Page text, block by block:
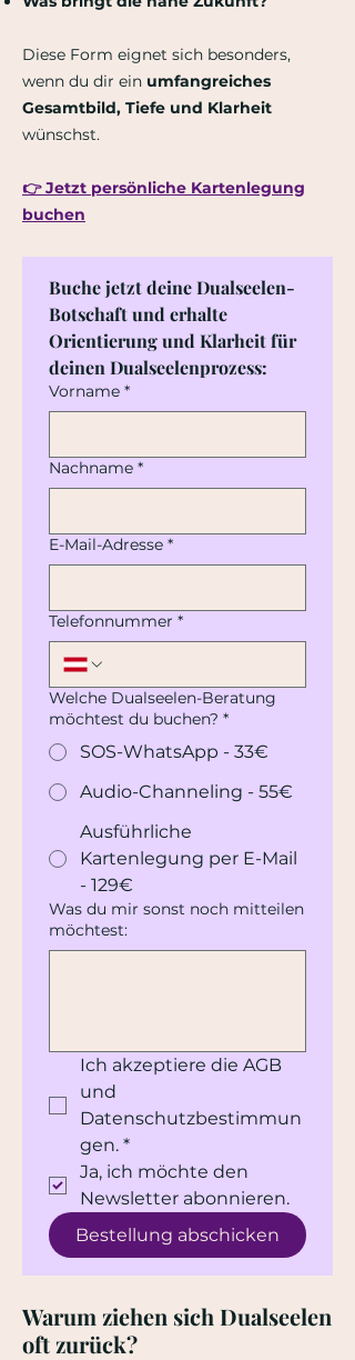
Diese Form eignet sich besonders,
wenn du dir ein umfangreiches
Gesamtbild, Tiefe und Klarheit
wünschst.
👉 Jetzt persönliche Kartenlegung
buchen
Buche jetzt deine Dualseelen-
Botschaft und erhalte
Orientierung und Klarheit für
deinen Dualseelenprozess:
Vorname *
Nachname *
E-Mail-Adresse *
Telefonnummer *
Welche Dualseelen-Beratung
möchtest du buchen? *
SOS-WhatsApp - 33€
Audio-Channeling - 55€
Ausführliche
Kartenlegung per E-Mail
- 129€
Was du mir sonst noch mitteilen
möchtest:
Ich akzeptiere die AGB
und
Datenschutzbestimmun
gen. *
Ja, ich möchte den
Newsletter abonnieren.
Bestellung abschicken
Warum ziehen sich Dualseelen
oft zurück?